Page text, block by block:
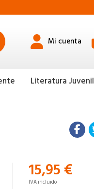
Mi cuenta
Literatura Juvenil
15,95 €
IVA incluido